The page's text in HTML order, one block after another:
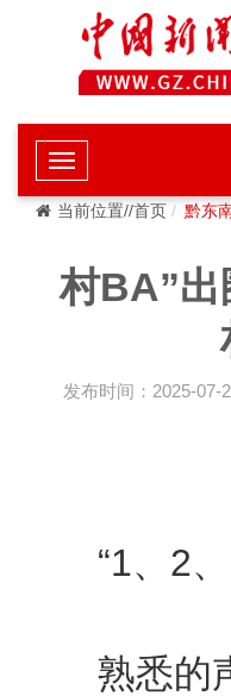
当前位置//首页 黔东
村BA”出
发布时间：2025-07-
“1、2、3
熟悉的声